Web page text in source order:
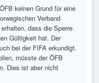
keinen Grund für eine
Verband
dass die Sperre
Gültigkeit hat. Der
bei der FIFA erkundigt.
müsste der ÖFB
Dies ist aber nicht